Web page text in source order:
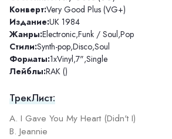
Конверт:Very Good Plus (VG+)
Издание:UK 1984
Жанры:Electronic,Funk / Soul,Pop
Стили:Synth-pop,Disco,Soul
Форматы:1xVinyl,7",Single
Лейблы:RAK ()
ТрекЛист:
A. I Gave You My Heart (Didn't I)
B. Jeannie